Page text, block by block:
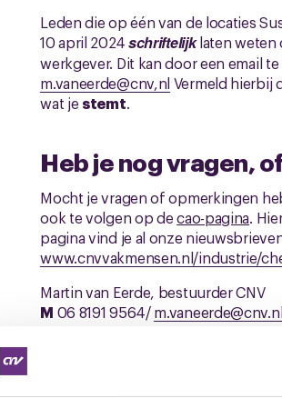
Leden die op één van de locaties
10 april 2024schriftelijklaten weten
werkgever. Dit kan door een email
m.vaneerde@cnv,nl Vermeld hierbij
wat je stemt.
Heb je nog vragen,
Mocht je vragen of opmerkingen
ook te volgen op decao-pagina.
pagina vind je al onze
www.cnvvakmensen.nl/industrie/
Martin van Eerde, bestuurder CNV
M 06 8191 9564/